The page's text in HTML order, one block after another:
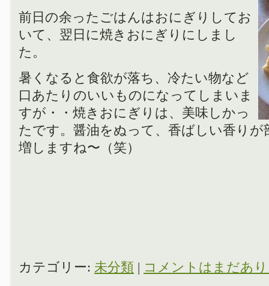
前日の余ったごはんはおにぎりしてお
いて、翌日に焼きおにぎりにしまし
た。
暑くなると食欲が落ち、冷たい物など
口あたりのいいものになってしまいま
すが・・焼きおにぎりは、美味しかっ
たです。醤油をぬって、香ばしい香りが
増しますね〜（笑）
カテゴリー: 未分類 コメントはまだあ